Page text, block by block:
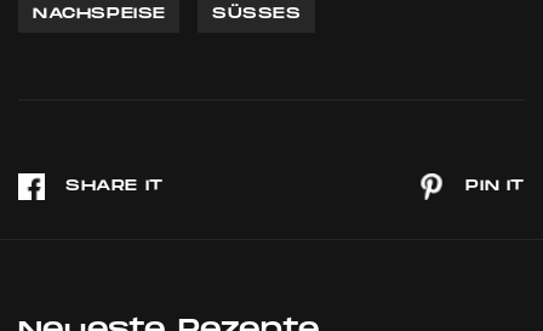
NACHSPEISE SÜSSES